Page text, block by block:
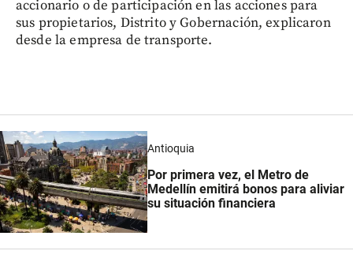
accionario o de participación en las acciones para
sus propietarios, Distrito y Gobernación, explicaron
desde la empresa de transporte.
Antioquia
Por primera vez, el Metro de
Medellín emitirá bonos para aliviar
su situación financiera